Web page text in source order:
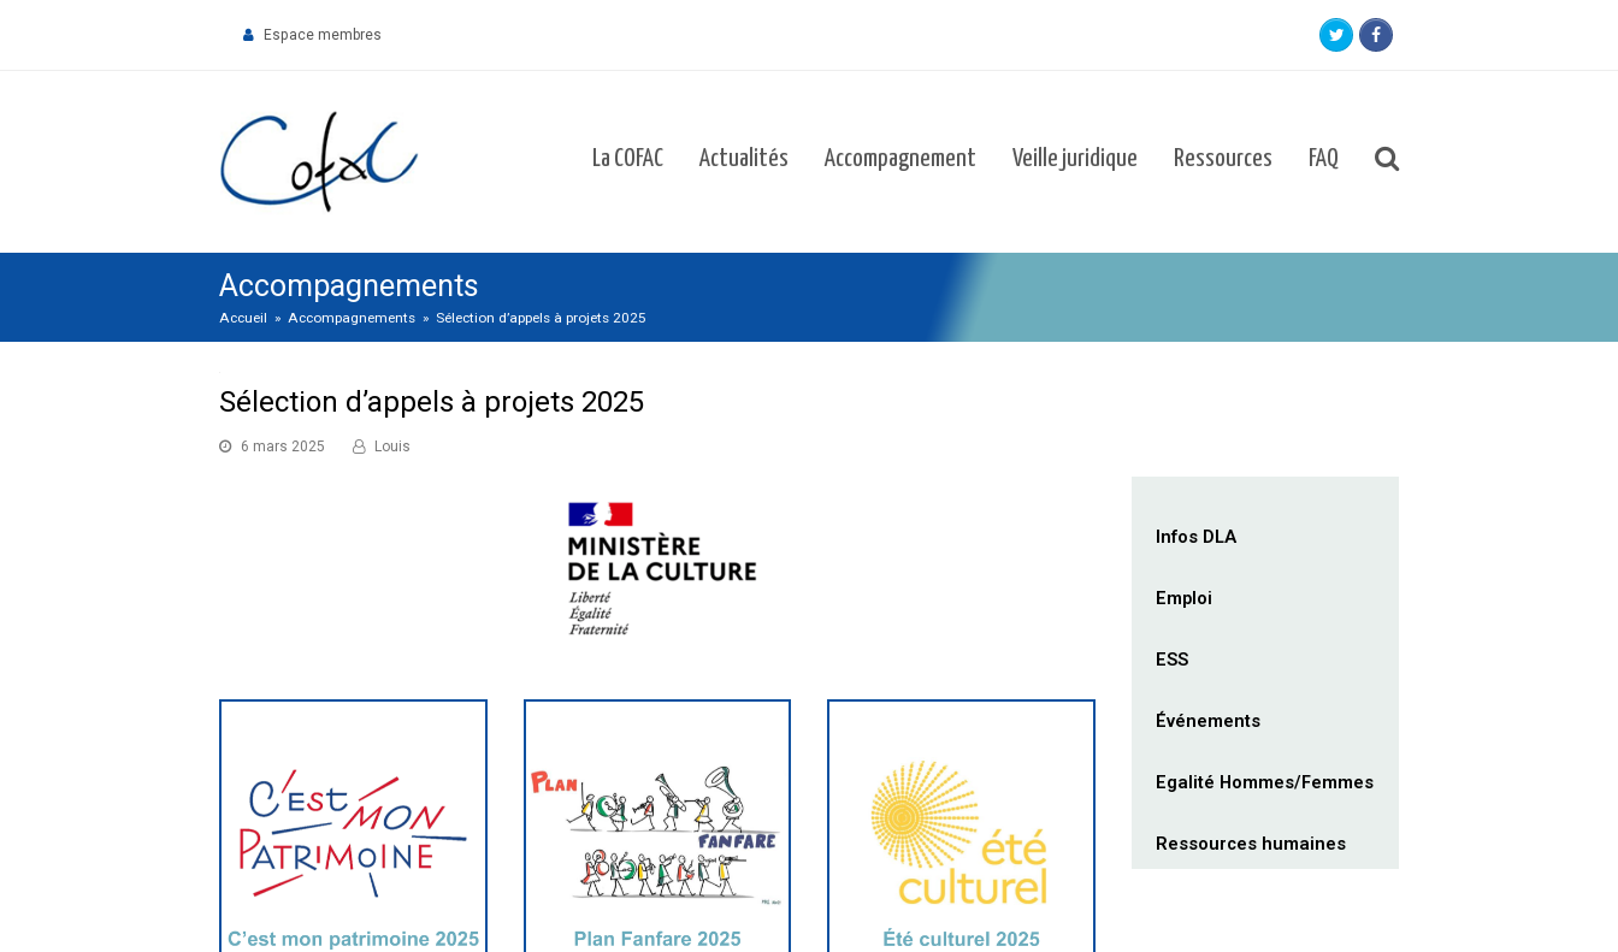
Espace membres TwitterFacebook
La COFAC Actualités Accompagnement Veille juridique Ressources FAQ
Accompagnements
Accueil » Accompagnements » Sélection d’appels à projets 2025
Sélection d’appels à projets 2025
6 mars 2025 Louis
Infos DLA
Emploi
ESS
Événements
Egalité Hommes/Femmes
Ressources humaines